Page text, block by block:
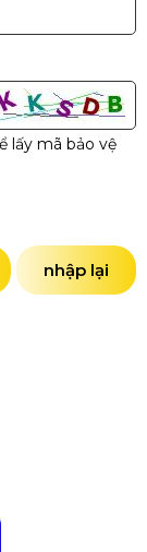
lấy mã bảo vệ
nhập lại